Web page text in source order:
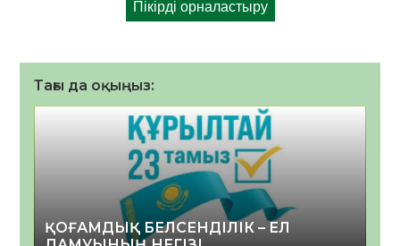
Тағы да оқыңыз:
ҚОҒАМДЫҚ БЕЛСЕНДІЛІК – ЕЛ